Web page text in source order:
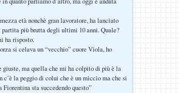
età nonchè gran lavoratore, ha lanciato
più brutta degli ultimi 10 anni. Quale?
ha risposto.
si celava un “vecchio” cuore Viola, ho
giuste, ma quella che mi ha colpito di più è la
c’è la peggio di colui che è un miccio ma che si
sta succedendo questo”